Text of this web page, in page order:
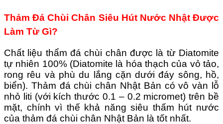
Thảm Đá Chùi Chân Siêu Hút Nước Nhật Được
Làm Từ Gì?
Chất liệu thẩm đá chùi chân được là từ Diatomite
tự nhiên 100% (Diatomite là hóa thạch của vỏ tảo,
rong rêu và phù du lắng cặn dưới đáy sông, hồ,
biển). Thảm đá chùi chân Nhật Bản có vô vàn lỗ
nhỏ liti (với kích thước 0.1 – 0.2 micromet) trên bề
mặt, chính vì thế khả năng siêu thấm hút nước
của thảm đá chùi chân Nhật Bản là tốt nhất.